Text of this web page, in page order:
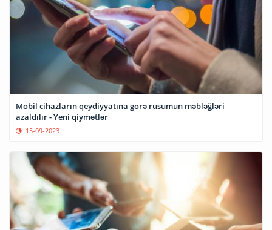
Mobil cihazların qeydiyyatına görə rüsumun məbləğləri
azaldılır - Yeni qiymətlər
15-09-2023